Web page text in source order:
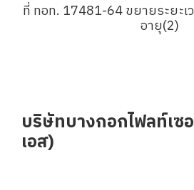
ที่ ทอท. 17481-64 ขยายระยะเ
อายุ(2)
บริษัทบางกอกไฟลท์เซ
เอส)